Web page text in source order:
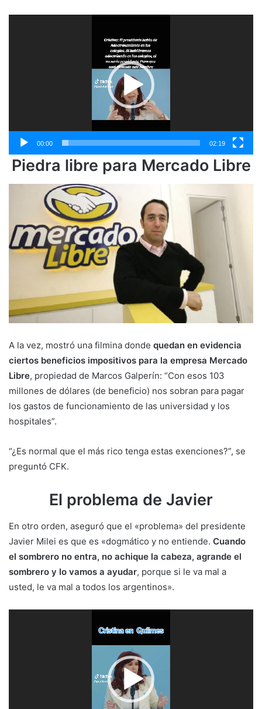
00:00 02:19
Piedra libre para Mercado Libre
A la vez, mostró una filmina donde quedan en evidencia
ciertos beneficios impositivos para la empresa Mercado
Libre, propiedad de Marcos Galperín: “Con esos 103
millones de dólares (de beneficio) nos sobran para pagar
los gastos de funcionamiento de las universidad y los
hospitales”.
“¿Es normal que el más rico tenga estas exenciones?”, se
preguntó CFK.
El problema de Javier
En otro orden, aseguró que el «problema» del presidente
Javier Milei es que es «dogmático y no entiende. Cuando
el sombrero no entra, no achique la cabeza, agrande el
sombrero y lo vamos a ayudar, porque si le va mal a
usted, le va mal a todos los argentinos».